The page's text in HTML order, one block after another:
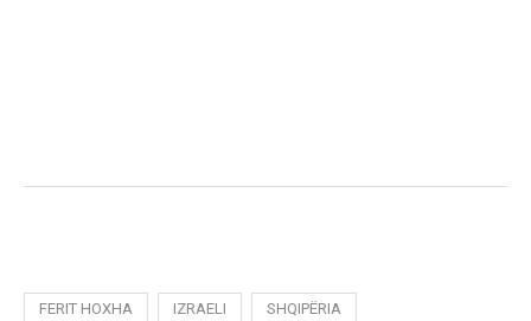
FERIT HOXHA IZRAELI SHQIPËRIA